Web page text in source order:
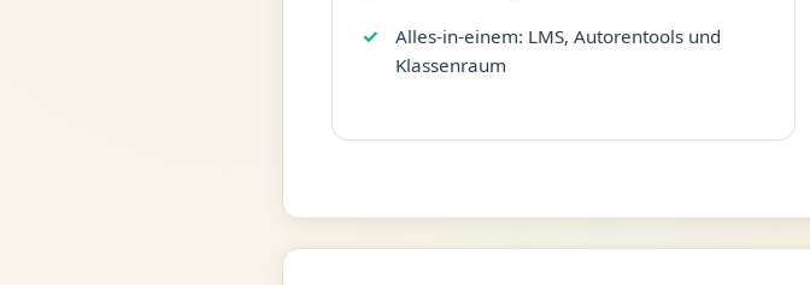
Alles-in-einem: LMS, Autorentools und
Klassenraum